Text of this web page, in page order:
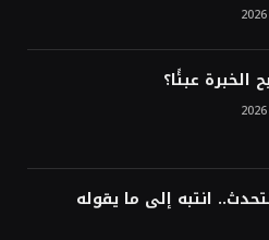
الخبرة عبئًا؟
انتبه إلى ما يقوله